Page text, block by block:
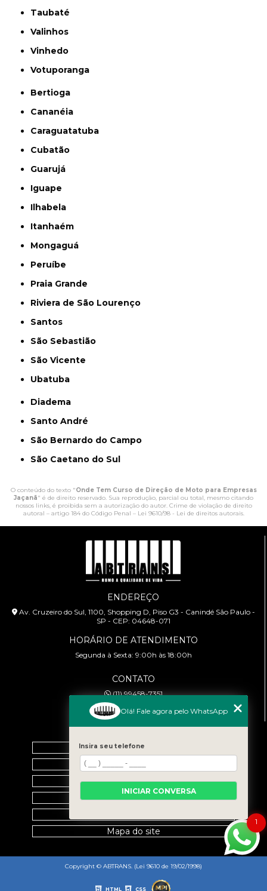
Taubaté
Valinhos
Vinhedo
Votuporanga
Bertioga
Cananéia
Caraguatatuba
Cubatão
Guarujá
Iguape
Ilhabela
Itanhaém
Mongaguá
Peruíbe
Praia Grande
Riviera de São Lourenço
Santos
São Sebastião
São Vicente
Ubatuba
Diadema
Santo André
São Bernardo do Campo
São Caetano do Sul
O conteúdo do texto "Onde Tem Curso de Direção de Moto para Empresas
Jaçanã" é de direito reservado. Sua reprodução, parcial ou total, mesmo citando
nossos links, é proibida sem a autorização do autor. Crime de violação de direito
autoral – artigo 184 do Código Penal – Lei 9610/98 - Lei de direitos autorais.
ENDEREÇO
Av. Cruzeiro do Sul, 1100, Shopping D, Piso G3 - Canindé São Paulo -
SP - CEP: 04648-071
HORÁRIO DE ATENDIMENTO
Segunda à Sexta: 9:00h às 18:00h
CONTATO
(11) 99458-7351
cursoabtrans@gmail.com
Home
Empresa
Galeria
Contato
Mapa do site
Copyright © ABTRANS. (Lei 9610 de 19/02/1998)
HTML CSS
1
Olá! Fale agora pelo WhatsApp
Insira seu telefone
INICIAR CONVERSA